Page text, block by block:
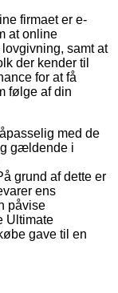
firmaet er e-
at online
samt at
der kender til
for at få
følge af din
med de
gældende i
grund af dette er
ens
påvise
Ultimate
gave til en